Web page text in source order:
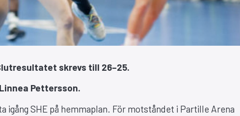
skrevs till 26–25.
Pettersson.
SHE på hemmaplan. För motståndet i Partille Arena